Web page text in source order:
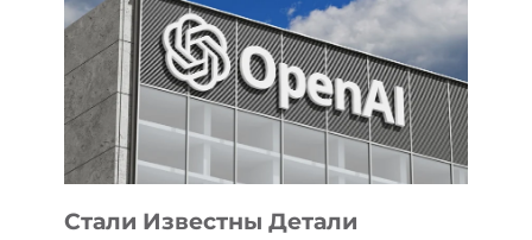
ПО
РАЗВИТИЮ
ЭКОСИСТЕМЫ
ИСКУССТВЕННОГО
ИНТЕЛЛЕКТА
Стали Известны Детали